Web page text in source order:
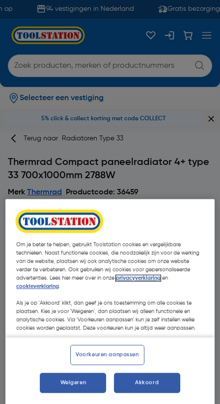
94 vestigingen in Nederland Gratis bezorging
Selecteer een vestiging
5% click & collect korting met code COLLECT
Terug naar Radiatoren Type 33
Thermrad Compact paneelradiator 4+ type
33 700x1000mm 2788W
Merk Thermrad Productcode: 36459
€ 380,46| Excl. btw € 314,43
Om je beter te helpen, gebruikt Toolstation cookies en vergelijkbare
technieken. Naast functionele cookies, die noodzakelijk zijn voor de werking
van de website, plaatsen wij ook analytische cookies om onze website
verder te verbeteren. Ook gebruiken wij cookies voor gepersonaliseerde
advertenties. Lees hier meer over in onzeprivacyverklaring en
cookieverklaring.
Als je op 'Akkoord' klikt, dan geef je ons toestemming om alle cookies te
plaatsen. Kies je voor 'Weigeren', dan plaatsen wij alleen functionele en
analytische cookies. Via 'Voorkeuren aanpassen' kun je zelf instellen welke
cookies worden geplaatst. Deze voorkeuren kun je altijd weer aanpassen.
Voorkeuren aanpassen
Weigeren Akkoord